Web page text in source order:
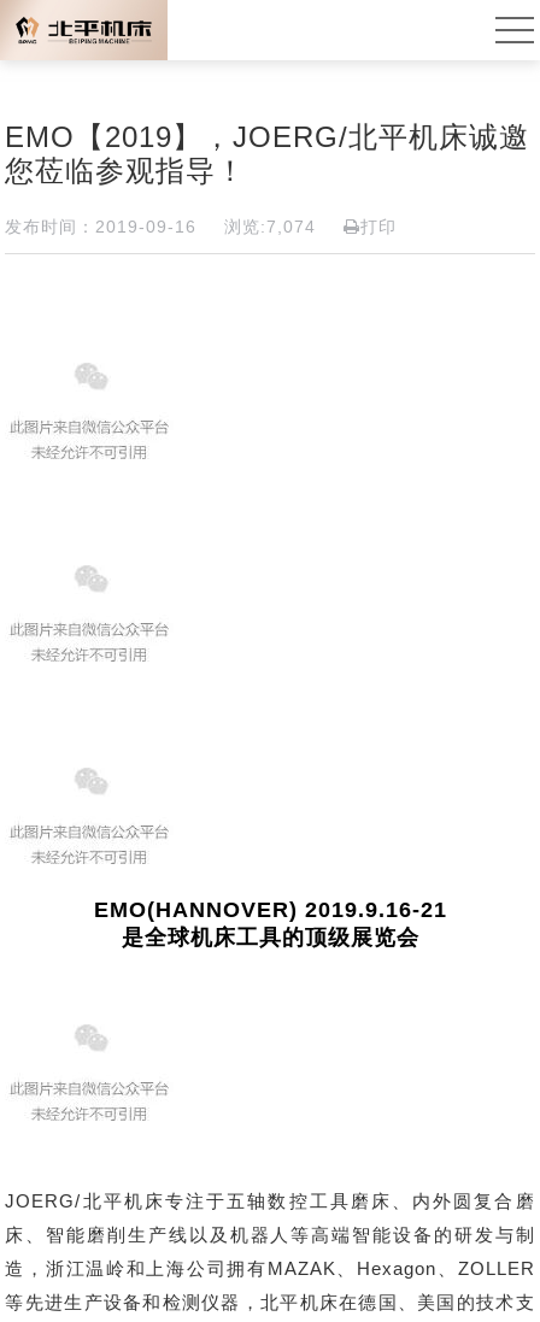
EMO【2019】，JOERG/北平机床诚邀
您莅临参观指导！
发布时间：2019-09-16 浏览:7,074 打印
EMO(HANNOVER) 2019.9.16-21
是全球机床工具的顶级展览会
JOERG/北平机床专注于五轴数控工具磨床、内外圆复合磨
床、智能磨削生产线以及机器人等高端智能设备的研发与制
造，浙江温岭和上海公司拥有MAZAK、Hexagon、ZOLLER
等先进生产设备和检测仪器，北平机床在德国、美国的技术支